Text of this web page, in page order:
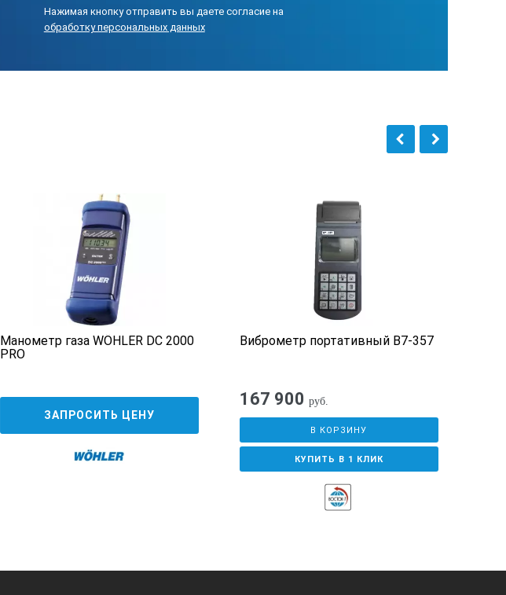
Нажимая кнопку отправить вы даете согласие на
обработку персональных данных
Манометр газа WÖHLER DC 2000
PRO
ЗАПРОСИТЬ ЦЕНУ
Виброметр портативный В7-357
167 900 руб.
В КОРЗИНУ
КУПИТЬ В 1 КЛИК